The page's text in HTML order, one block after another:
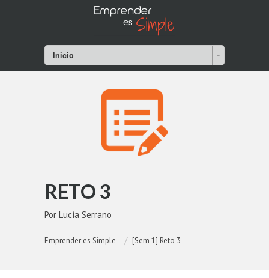
Inicio
RETO 3
Por Lucía Serrano
Emprender es Simple [Sem 1] Reto 3